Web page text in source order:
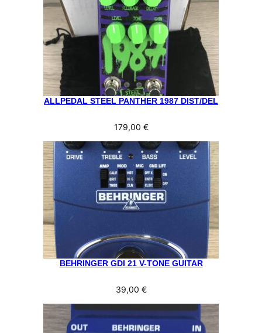
ALLPEDAL STEEL PANTHER 1987 DIST/DEL
179,00 €
BEHRINGER GDI 21 V-TONE GUITAR
39,00 €